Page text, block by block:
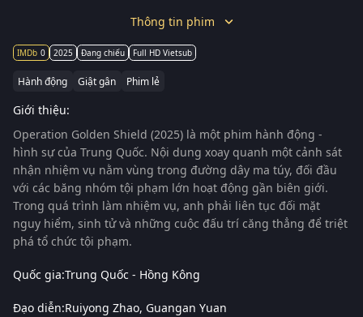
Thông tin phim
0 2025 Đang chiếu Full HD Vietsub
Hành động Giật gân Phim lẻ
Giới thiệu:
Operation Golden Shield (2025) là một phim hành động -
hình sự của Trung Quốc. Nội dung xoay quanh một cảnh sát
nhận nhiệm vụ nằm vùng trong đường dây ma túy, đối đầu
với các băng nhóm tội phạm lớn hoạt động gần biên giới.
Trong quá trình làm nhiệm vụ, anh phải liên tục đối mặt
nguy hiểm, sinh tử và những cuộc đấu trí căng thẳng để triệt
phá tổ chức tội phạm.
Quốc gia:Trung Quốc - Hồng Kông
Đạo diễn:Ruiyong Zhao Guangan Yuan